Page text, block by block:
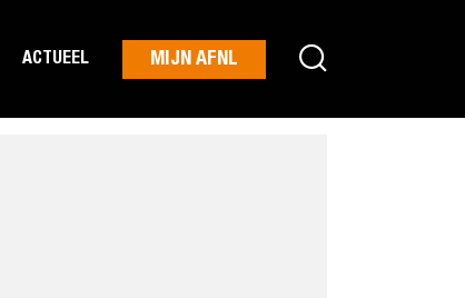
ACTUEEL MIJN AFNL